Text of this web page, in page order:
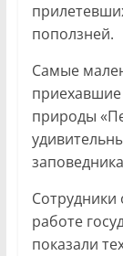
поползней.
Самые
природы
Сотрудники
работе
показали